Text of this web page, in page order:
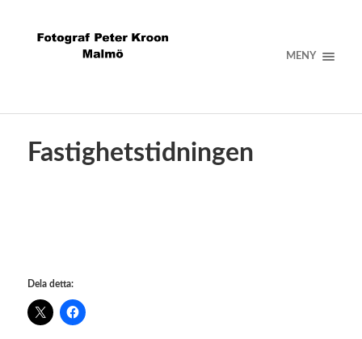
MENY
Fastighetstidningen
Dela detta: